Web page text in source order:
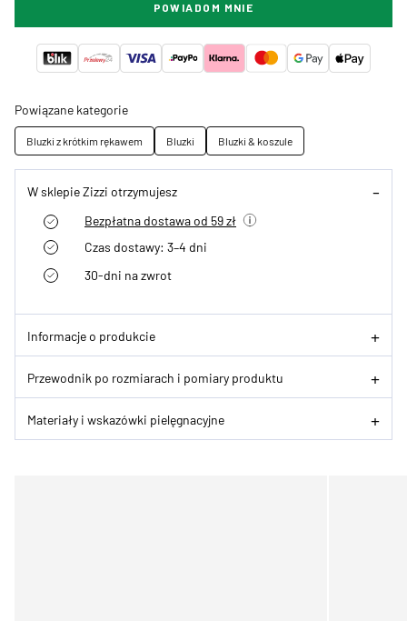
POWIADOM MNIE
Powiązane kategorie
Bluzki z krótkim rękawem Bluzki Bluzki & koszule
W sklepie Zizzi otrzymujesz
Bezpłatna dostawa od 59 zł
Czas dostawy: 3–4 dni
30-dni na zwrot
Informacje o produkcie
Przewodnik po rozmiarach i pomiary produktu
Materiały i wskazówki pielęgnacyjne